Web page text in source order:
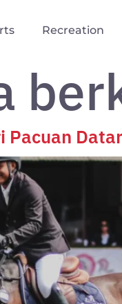
Recreation